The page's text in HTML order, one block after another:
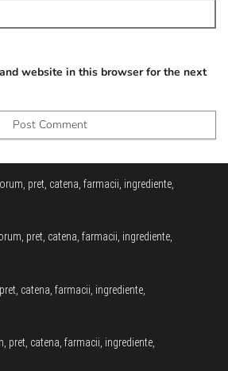
website in this browser for the next
pret, catena, farmacii, ingrediente,
pret, catena, farmacii, ingrediente,
catena, farmacii, ingrediente,
pret, catena, farmacii, ingrediente,